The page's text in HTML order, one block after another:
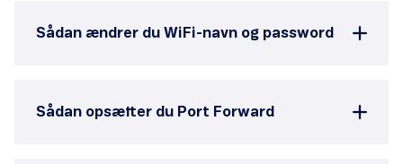
Sådan ændrer du WiFi-navn og password
Sådan opsætter du Port Forward